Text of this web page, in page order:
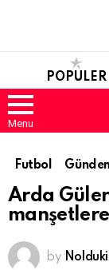
POPULER
Menu
Futbol
Arda
manşetlere
by Nolduki